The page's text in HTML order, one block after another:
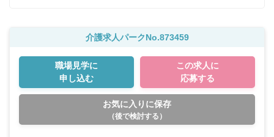
介護求人パークNo.873459
職場見学に
申し込む
この求人に
応募する
お気に入りに保存
（後で検討する）